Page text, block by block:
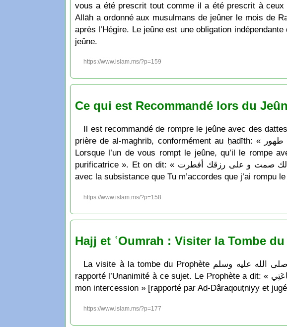
vous a été prescrit tout comme il a été prescrit à
Allāh a ordonné aux musulmans de jeûner le mois de
après l’Hégire. Le jeûne est une obligation
jeûne.
https://www.islam.ms/?p=159
Ce qui est Recommandé lors du
Il est recommandé de rompre le jeûne avec des
prière de al-maghrib, conformément au ḥadīth: « إذا أفطر أحدكم فليفطر على تمر فإن لم يجد فليفطر على ماء فإنّه طهور » qui signifie: «
Lorsque l’un de vous rompt le jeûne, qu’il le rompe
purificatrice ». Et on dit: « اللّهمّ لك صمت و على رزقك أفطرت » qui signifie: « Ô Allāh, par recherche de Ton agrément j’ai jeûné et c’est
avec la subsistance que Tu m’accordes que j’ai rompu
https://www.islam.ms/?p=158
Hajj et ʿOumrah : Visiter la Tombe
La visite à la tombe du Prophète صلى الله عليه وسلم est recommandée selon l’Unanimité. Le Qâdî ʿIyâḍ ainsi que An-Nawawiyy ont
rapporté l’Unanimité à ce sujet. Le Prophète a dit: « مَن زَارَ قَبْرِي وَجَبَتْ لَهُ شَفَاعَتِي » qui signifie: « Celui qui visite ma tombe bénéficiera de
mon intercession » [rapporté par Ad-Dâraqouṭniyy et
https://www.islam.ms/?p=177